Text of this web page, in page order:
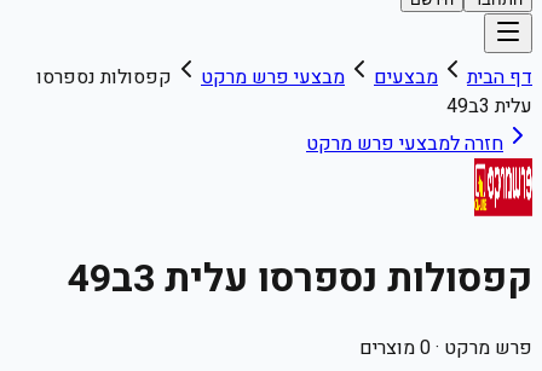
דף הבית מבצעים מבצעיפרש מרקט
קפסולות נספרסו
עלית 3ב49
חזרה למבצעיפרש מרקט
קפסולות נספרסו עלית 3ב49
פרש מרקט ·
0מוצרים